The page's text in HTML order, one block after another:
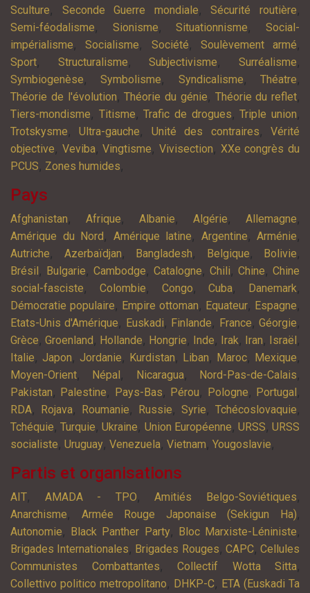
Sculture, Seconde Guerre mondiale,Sécurité routière,
Semi-féodalisme, Sionisme,Situationnisme,Social-
impérialisme,Socialisme, Société, Soulèvement armé,
Sport, Structuralisme,Subjectivisme,Surréalisme,
Symbiogenèse,Symbolisme, Syndicalisme,Théatre,
Théorie de l'évolution,Théorie du génie, Théorie du reflet,
Tiers-mondisme, Titisme,Trafic de drogues,Triple union,
Trotskysme,Ultra-gauche, Unité des contraires,Vérité
objective, Veviba,Vingtisme,Vivisection, XXe congrès du
PCUS, Zones humides,
Pays
Afghanistan, Afrique, Albanie, Algérie, Allemagne,
Amérique du Nord , Amérique latine, Argentine, Arménie,
Autriche, Azerbaïdjan, Bangladesh, Belgique, Bolivie,
Brésil , Bulgarie, Cambodge, Catalogne, Chili, Chine, Chine
social-fasciste, Colombie, Congo,Cuba, Danemark,
Démocratie populaire, Empire ottoman, Equateur, Espagne,
Etats-Unis d'Amérique, Euskadi, Finlande, France,Géorgie,
Grèce, Groenland , Hollande, Hongrie, Inde, Irak, Iran, Israël ,
Italie, Japon, Jordanie, Kurdistan, Liban, Maroc, Mexique,
Moyen-Orient, Népal , Nicaragua, Nord-Pas-de-Calais,
Pakistan, Palestine, Pays-Bas, Pérou, Pologne, Portugal ,
RDA, Rojava, Roumanie, Russie, Syrie, Tchécoslovaquie,
Tchéquie,Turquie,Ukraine, Union Européenne, URSS,URSS
socialiste, Uruguay, Venezuela, Vietnam, Yougoslavie,
Partis et organisations
AIT, AMADA - TPO,Amitiés Belgo-Soviétiques,
Anarchisme, Armée Rouge Japonaise (Sekigun Ha),
Autonomie, Black Panther Party, Bloc Marxiste-Léniniste,
Brigades Internationales, Brigades Rouges, CAPC,Cellules
Communistes Combattantes, Collectif Wotta Sitta,
Collettivo politico metropolitano, DHKP-C, ETA (Euskadi Ta